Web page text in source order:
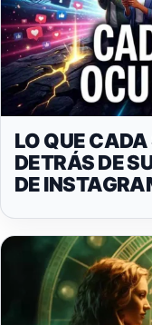
LO QUE
DETRÁS DE
DE